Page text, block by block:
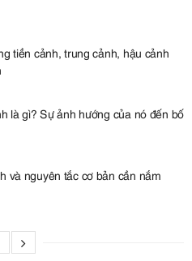
tiền cảnh, trung cảnh, hậu cảnh
là gì? Sự ảnh hướng của nó đến bố
và nguyên tắc cơ bản cần nắm